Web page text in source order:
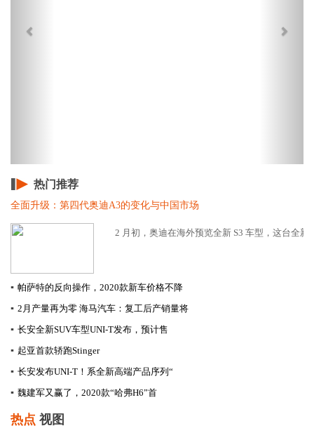
热门推荐
全面升级：第四代奥迪A3的变化与中国市场
2 月初，奥迪在海外预览全新 S3 车型，这台全新
▪ 帕萨特的反向操作，2020款新车价格不降
▪ 2月产量再为零 海马汽车：复工后产销量将
▪ 长安全新SUV车型UNI-T发布，预计售
▪ 起亚首款轿跑Stinger
▪ 长安发布UNI-T！系全新高端产品序列“
▪ ​魏建军又赢了，2020款“哈弗H6”首
热点 视图